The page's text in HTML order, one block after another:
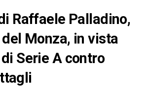
Raffaele Palladino,
Monza, in vista
Serie A contro